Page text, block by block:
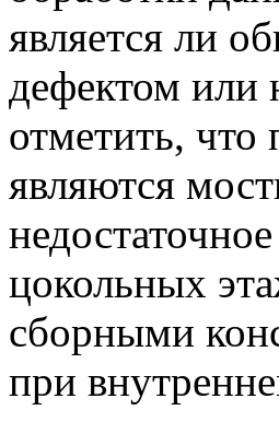
является ли
дефектом или
отметить,
являются
цокольных
сборными
при